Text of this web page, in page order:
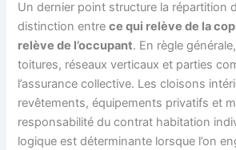
Un dernier point structure la répartition
distinction entrece qui relève de la
relève de l’occupant. En règle
toitures, réseaux verticaux et parties
l’assurance collective. Les cloisons
revêtements, équipements privatifs et
responsabilité du contrat habitation
logique est déterminante lorsque l’on